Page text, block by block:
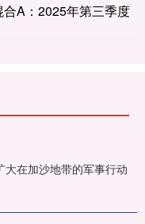
A：2025年第三季度
大在加沙地带的军事行动